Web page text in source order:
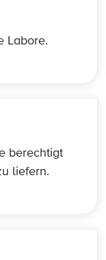
Labore.
berechtigt
liefern.